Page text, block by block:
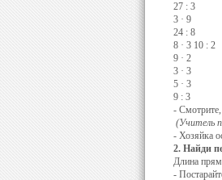
27 : 3
3 · 9
24 : 8
8 · 3 10 : 2
9 · 2
3 · 3
5 · 3
9 : 3
-
(Учитель
- Хозяйка
2. Найди
Длина
-